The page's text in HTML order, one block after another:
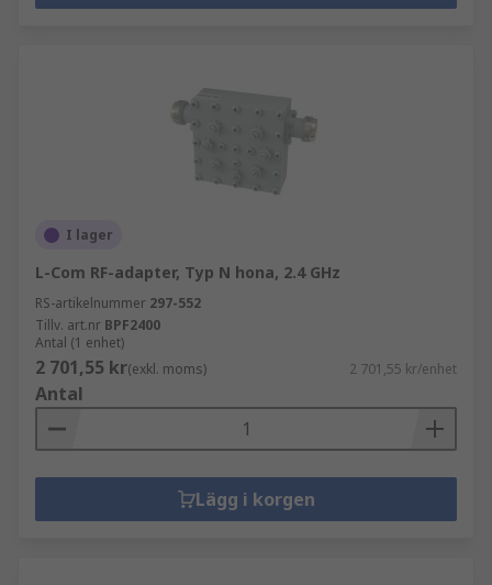
I lager
L-Com RF-adapter, Typ N hona, 2.4 GHz
RS-artikelnummer 297-552
Tillv. art.nr BPF2400
Antal (1 enhet)
2 701,55 kr(exkl. moms) 2 701,55 kr/enhet
Antal
Lägg i korgen